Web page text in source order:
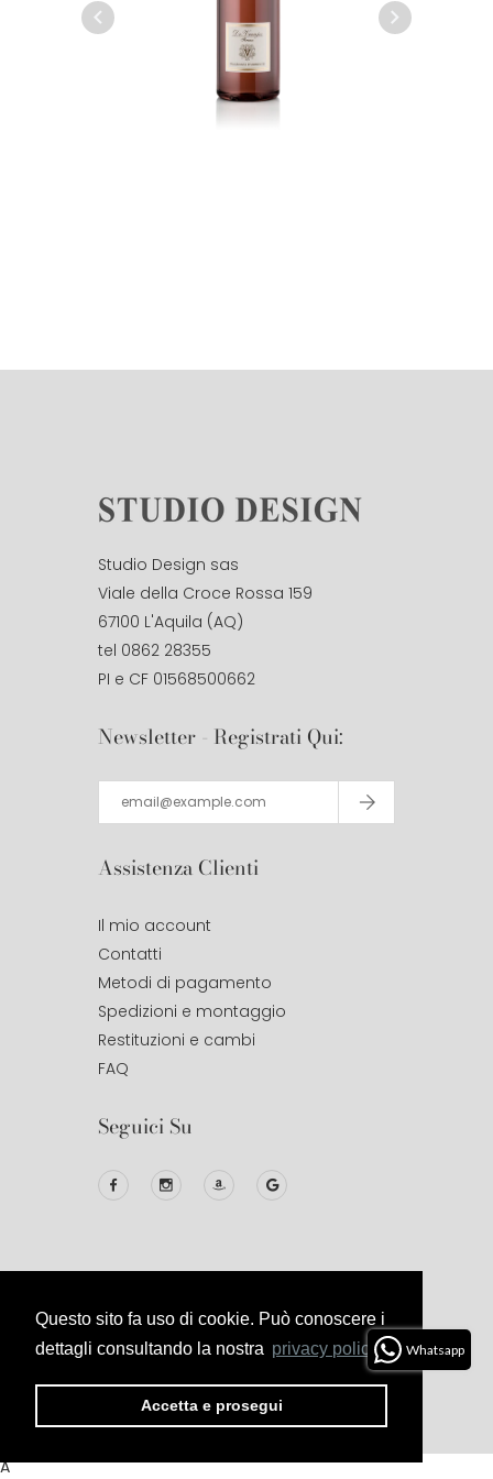
Questo sito fa uso di cookie. Può conoscere i
dettagli consultando la nostra privacy policy.
Accetta e prosegui
Studio Design sas
Viale della Croce Rossa 159
67100 L'Aquila (AQ)
tel 0862 28355
PI e CF 01568500662
Newsletter - Registrati Qui:
Assistenza Clienti
Il mio account
Contatti
Metodi di pagamento
Spedizioni e montaggio
Restituzioni e cambi
FAQ
Seguici Su
© 2020Studio DesignAll Right
Reserved.
Privacy
Termini E
Condizioni
Cookies
Politica Di
A
Whatsapp